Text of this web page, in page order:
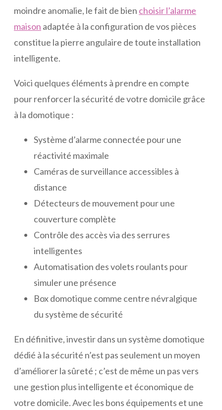
moindre anomalie, le fait de bien choisir l’alarme
maison adaptée à la configuration de vos pièces
constitue la pierre angulaire de toute installation
intelligente.
Voici quelques éléments à prendre en compte
pour renforcer la sécurité de votre domicile grâce
à la domotique :
Système d’alarme connectée pour une
réactivité maximale
Caméras de surveillance accessibles à
distance
Détecteurs de mouvement pour une
couverture complète
Contrôle des accès via des serrures
intelligentes
Automatisation des volets roulants pour
simuler une présence
Box domotique comme centre névralgique
du système de sécurité
En définitive, investir dans un système domotique
dédié à la sécurité n’est pas seulement un moyen
d’améliorer la sûreté ; c’est de même un pas vers
une gestion plus intelligente et économique de
votre domicile. Avec les bons équipements et une